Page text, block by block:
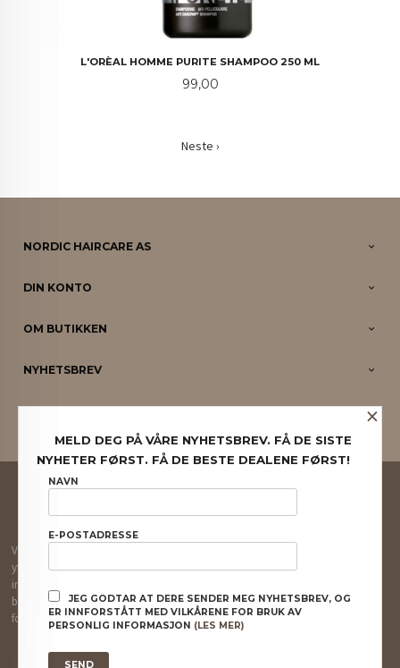
L'ORÈAL HOMME PURITE SHAMPOO 250 ML
Pris
99,00
Neste ›
NORDIC HAIRCARE AS
DIN KONTO
OM BUTIKKEN
NYHETSBREV
PARTNERE
FRAKT
Vår nettbutikk bruker cookies slik at du får en bedre kjøpsopplevelse og vi kan
yte deg bedre service. Vi bruker cookies hovedsaklig til å lagre
innloggingsdetaljer og huske hva du har puttet i handlekurven din. Fortsett å
bruke siden som normalt om du godtar dette.Les merellerendre innstillinger
for cookies.
×
MELD DEG PÅ VÅRE NYHETSBREV. FÅ DE SISTE
NYHETER FØRST. FÅ DE BESTE DEALENE FØRST!
NAVN
E-POSTADRESSE
JEG GODTAR AT DERE SENDER MEG NYHETSBREV, OG
ER INNFORSTÅTT MED VILKÅRENE FOR BRUK AV
PERSONLIG INFORMASJON (LES MER)